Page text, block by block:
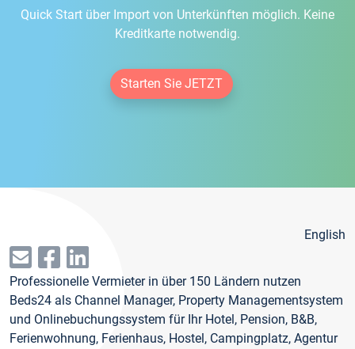
Quick Start über Import von Unterkünften möglich. Keine
Kreditkarte notwendig.
Starten Sie JETZT
English
Professionelle Vermieter in über 150 Ländern nutzen
Beds24 als Channel Manager, Property Managementsystem
und Onlinebuchungssystem für Ihr Hotel, Pension, B&B,
Ferienwohnung, Ferienhaus, Hostel, Campingplatz, Agentur